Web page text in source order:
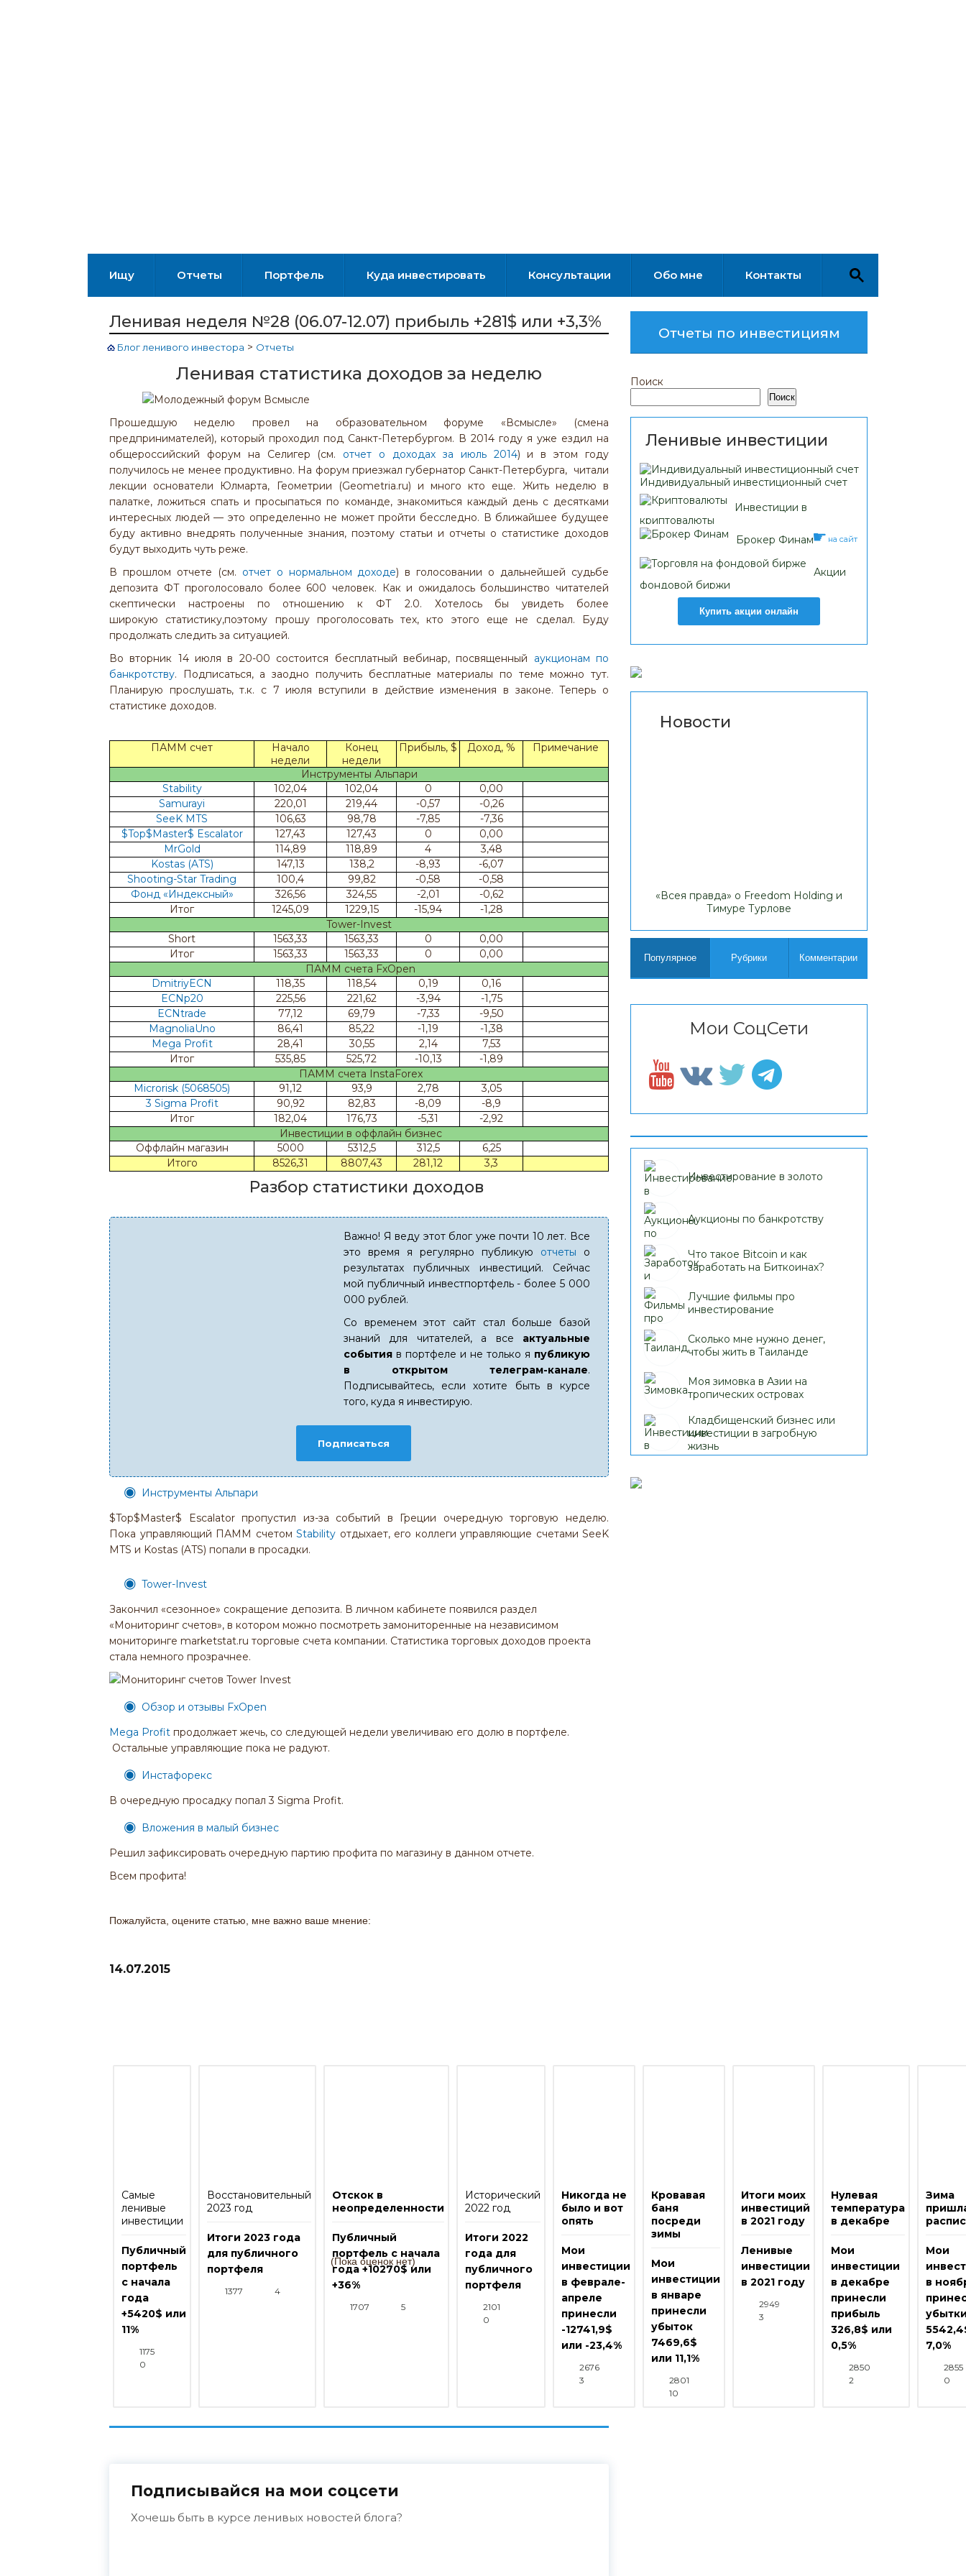
Ищу Отчеты Портфель Куда инвестировать Консультации Обо мне Контакты
Ленивая неделя №28 (06.07-12.07) прибыль +281$ или +3,3%
Блог ленивого инвестора > Отчеты
Ленивая статистика доходов за неделю
Прошедшую неделю провел на образовательном форуме «Всмысле» (смена
предпринимателей), который проходил под Санкт-Петербургом. В 2014 году я уже ездил на
общероссийский форум на Селигер (см. отчет о доходах за июль 2014) и в этом году
получилось не менее продуктивно. На форум приезжал губернатор Санкт-Петербурга, читали
лекции основатели Юлмарта, Геометрии (Geometria.ru) и много кто еще. Жить неделю в
палатке, ложиться спать и просыпаться по команде, знакомиться каждый день с десятками
интересных людей — это определенно не может пройти бесследно. В ближайшее будущее
буду активно внедрять полученные знания, поэтому статьи и отчеты о статистике доходов
будут выходить чуть реже.
В прошлом отчете (см. отчет о нормальном доходе) в голосовании о дальнейшей судьбе
депозита ФТ проголосовало более 600 человек. Как и ожидалось большинство читателей
скептически настроены по отношению к ФТ 2.0. Хотелось бы увидеть более
широкую статистику,поэтому прошу проголосовать тех, кто этого еще не сделал. Буду
продолжать следить за ситуацией.
Во вторник 14 июля в 20-00 состоится бесплатный вебинар, посвященный аукционам по
банкротству. Подписаться, а заодно получить бесплатные материалы по теме можно тут.
Планирую прослушать, т.к. с 7 июля вступили в действие изменения в законе. Теперь о
статистике доходов.
ПАММ счет
Начало
недели
Конец
недели
Прибыль, $ Доход, % Примечание
Инструменты Альпари
Stability
102,04 102,04 0
0,00
Samurayi
220,01 219,44 -0,57
-0,26
SeeK MTS
106,63 98,78 -7,85
-7,36
$Top$Master$ Escalator
127,43 127,43 0
0,00
MrGold
114,89 118,89 4
3,48
Kostas (ATS)
147,13 138,2 -8,93
-6,07
Shooting-Star Trading
100,4 99,82 -0,58
-0,58
Фонд «Индексный»
326,56 324,55 -2,01
-0,62
Итог
1245,09 1229,15 -15,94
-1,28
Tower-Invest
Short
1563,33 1563,33 0
0,00
Итог
1563,33 1563,33 0
0,00
ПАММ счета FxOpen
DmitriyECN
118,35 118,54 0,19
0,16
ECNp20
225,56 221,62 -3,94
-1,75
ECNtrade
77,12 69,79 -7,33
-9,50
MagnoliaUno
86,41 85,22 -1,19
-1,38
Mega Profit
28,41 30,55 2,14
7,53
Итог
535,85 525,72 -10,13
-1,89
ПАММ счета InstaForex
Microrisk (5068505)
91,12 93,9 2,78
3,05
3 Sigma Profit
90,92 82,83 -8,09
-8,9
Итог
182,04 176,73 -5,31
-2,92
Инвестиции в оффлайн бизнес
Оффлайн магазин
5000 5312,5 312,5
6,25
Итого
8526,31 8807,43 281,12 3,3
Разбор статистики доходов
Важно! Я веду этот блог уже почти 10 лет. Все
это время я регулярно публикую отчеты о
результатах публичных инвестиций. Сейчас
мой публичный инвестпортфель - более 5 000
000 рублей.
Со временем этот сайт стал больше базой
знаний для читателей, а все актуальные
события в портфеле и не только я публикую
в открытом телеграм-канале.
Подписывайтесь, если хотите быть в курсе
того, куда я инвестирую.
Подписаться
Инструменты Альпари
$Top$Master$ Escalator пропустил из-за событий в Греции очередную торговую неделю.
Пока управляющий ПАММ счетом Stability отдыхает, его коллеги управляющие счетами SeeK
MTS и Kostas (ATS) попали в просадки.
Tower-Invest
Закончил «сезонное» сокращение депозита. В личном кабинете появился раздел
«Мониторинг счетов», в котором можно посмотреть замониторенные на независимом
мониторинге marketstat.ru торговые счета компании. Статистика торговых доходов проекта
стала немного прозрачнее.
Обзор и отзывы FxOpen
Mega Profit продолжает жечь, со следующей недели увеличиваю его долю в портфеле.
Остальные управляющие пока не радуют.
Инстафорекс
В очередную просадку попал 3 Sigma Profit.
Вложения в малый бизнес
Решил зафиксировать очередную партию профита по магазину в данном отчете.
Всем профита!
Пожалуйста, оцените статью, мне важно ваше мнение:
(Пока оценок нет)
14.07.2015
Самые
ленивые
инвестиции
Публичный
портфель
с начала
года
+5420$ или
11%
1175
0
Восстановительный
2023 год
Итоги 2023 года
для публичного
портфеля
1377 4
Отскок в
неопределенности
Публичный
портфель с начала
года +10270$ или
+36%
1707 5
Исторический
2022 год
Итоги 2022
года для
публичного
портфеля
2101
0
Никогда не
было и вот
опять
Мои
инвестиции
в феврале-
апреле
принесли
-12741,9$
или -23,4%
2676
3
Кровавая
баня
посреди
зимы
Мои
инвестиции
в январе
принесли
убыток
7469,6$
или 11,1%
2801
10
Итоги моих
инвестиций
в 2021 году
Ленивые
инвестиции
в 2021 году
2949
3
Нулевая
температура
в декабре
Мои
инвестиции
в декабре
принесли
прибыль
326,8$ или
0,5%
2850
2
Зима
Мои
в
7,0%
2855
0
Подписывайся на мои соцсети
Хочешь быть в курсе ленивых новостей блога?
Отчеты по инвестициям
Поиск
Поиск
Ленивые инвестиции
Индивидуальный инвестиционный счет
Инвестиции в
криптовалюты
Брокер Финам
на сайт
Акции
фондовой биржи
Купить акции онлайн
Новости
«Всея правда» о Freedom Holding и
Тимуре Турлове
Популярное Рубрики Комментарии
Мои СоцСети
Инвестирование в золото
Аукционы по банкротству
Что такое Bitcoin и как
заработать на Биткоинах?
Лучшие фильмы про
инвестирование
Сколько мне нужно денег,
чтобы жить в Таиланде
Моя зимовка в Азии на
тропических островах
Кладбищенский бизнес или
инвестиции в загробную
жизнь